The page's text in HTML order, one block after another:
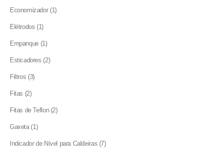
Economizador 11
Elétrodos 11
Empanque 11
Esticadores 22
Filtros 33
Fitas 22
Fitas de Teflon 22
Gaxeta 11
Indicador de Nível para Caldeiras 77